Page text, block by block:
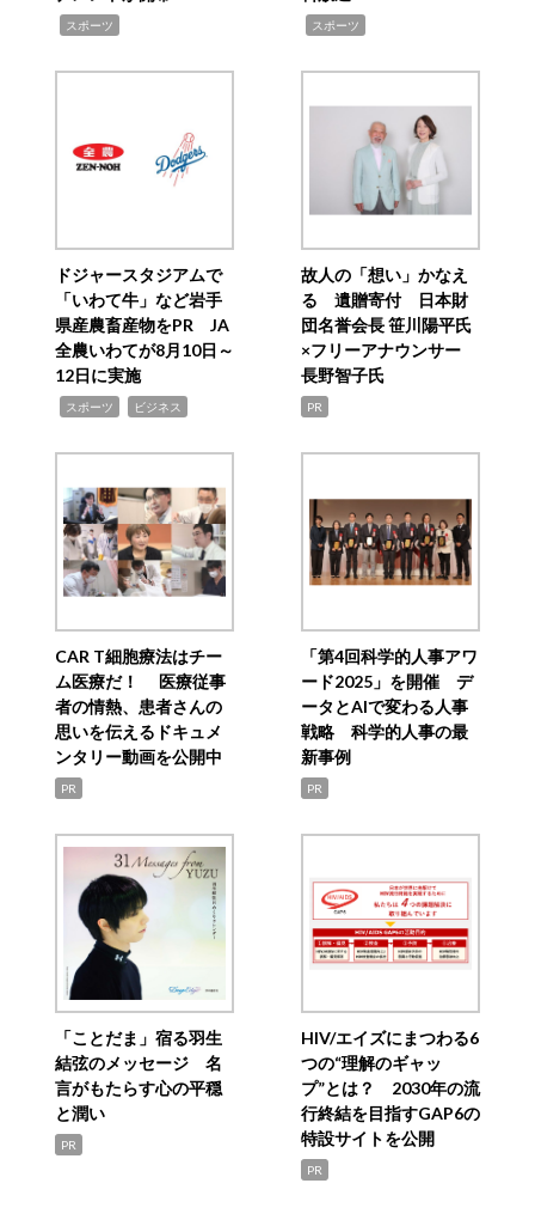
スポーツ スポーツ
ドジャースタジアムで
「いわて牛」など岩手
県産農畜産物をPR JA
全農いわてが8月10日～
12日に実施
スポーツ ビジネス
故人の「想い」かなえ
る 遺贈寄付 日本財
団名誉会長 笹川陽平氏
×フリーアナウンサー
長野智子氏
PR
CAR T細胞療法はチー
ム医療だ！ 医療従事
者の情熱、患者さんの
思いを伝えるドキュメ
ンタリー動画を公開中
PR
「第4回科学的人事アワ
ード2025」を開催 デ
ータとAIで変わる人事
戦略 科学的人事の最
新事例
PR
「ことだま」宿る羽生
結弦のメッセージ 名
言がもたらす心の平穏
と潤い
PR
HIV/エイズにまつわる6
つの“理解のギャッ
プ”とは？ 2030年の流
行終結を目指すGAP6の
特設サイトを公開
PR